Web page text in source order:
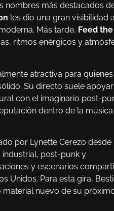
nombres más destacados
les dio una gran visibilidad
Más tarde, Feed the
ritmos enérgicos y
atractiva para quienes
Su directo suele
con el imaginario post-
dentro de la música
por Lynette Cerezo desde
post-punk y
y escenarios
Unidos. Para esta gira,
nuevo de su